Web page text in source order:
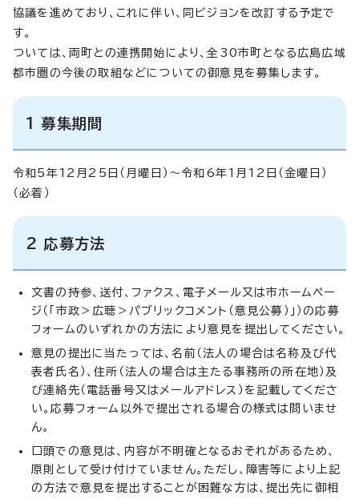
協議を進めており、これに伴い、同ビジョンを改訂する予定で
す。
ついては、両町との連携開始により、全30市町となる広島広域
都市圏の今後の取組などについての御意見を募集します。
1 募集期間
令和5年12月25日（月曜日）～令和6年1月12日（金曜日）
（必着）
2 応募方法
文書の持参、送付、ファクス、電子メール又は市ホームペー
ジ（「市政＞広聴＞パブリックコメント（意見公募）」）の応募
フォームのいずれかの方法により意見を提出してください。
意見の提出に当たっては、名前（法人の場合は名称及び代
表者氏名）、住所（法人の場合は主たる事務所の所在地）及
び連絡先（電話番号又はメールアドレス）を記載してくださ
い。応募フォーム以外で提出される場合の様式は問いませ
ん。
口頭での意見は、内容が不明確となるおそれがあるため、
原則として受け付けていません。ただし、障害等により上記
の方法で意見を提出することが困難な方は、提出先に御相